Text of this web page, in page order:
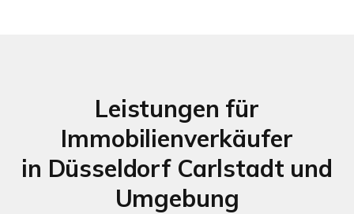
Leistungen für
Immobilienverkäufer
in Düsseldorf Carlstadt und
Umgebung